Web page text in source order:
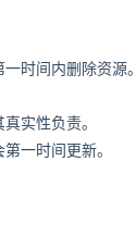
时间内删除资源
实性负责。
一时间更新。